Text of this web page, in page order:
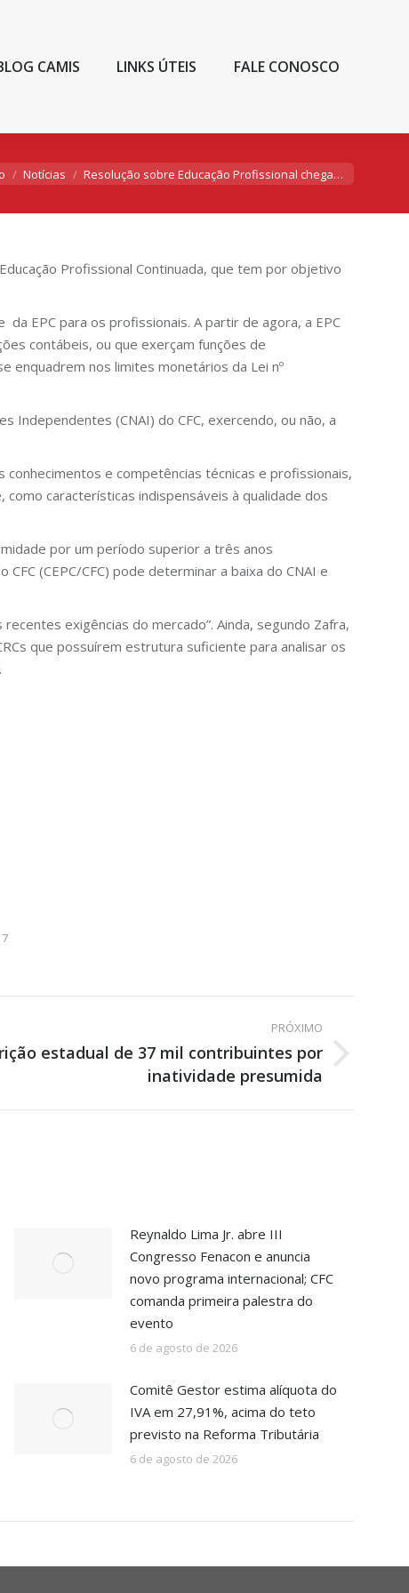
CAMIS LINKS ÚTEIS FALE CONOSCO
está aqui:
Notícias Resolução sobre Educação Profissional chega…
Profissional Continuada, que tem por objetivo
EPC para os profissionais. A partir de agora, a EPC
contábeis, ou que exerçam funções de
enquadrem nos limites monetários da Lei nº
Independentes (CNAI) do CFC, exercendo, ou não, a
conhecimentos e competências técnicas e profissionais,
características indispensáveis à qualidade dos
por um período superior a três anos
(CEPC/CFC) pode determinar a baixa do CNAI e
exigências do mercado”. Ainda, segundo Zafra,
que possuírem estrutura suficiente para analisar os
PRÓXIMO
estadual de 37 mil contribuintes por
inatividade presumida
Reynaldo Lima Jr. abre III
Congresso Fenacon e anuncia
novo programa internacional; CFC
comanda primeira palestra do
evento
6 de agosto de 2026
Comitê Gestor estima alíquota do
IVA em 27,91%, acima do teto
previsto na Reforma Tributária
6 de agosto de 2026